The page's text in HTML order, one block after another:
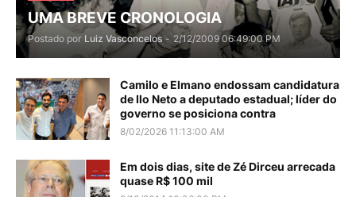
UMA BREVE CRONOLOGIA
Postado por Luiz Vasconcelos - 2/12/2009 06:49:00 PM
Camilo e Elmano endossam candidatura
de Ilo Neto a deputado estadual; líder do
governo se posiciona contra
8/02/2026 11:13:00 AM
Em dois dias, site de Zé Dirceu arrecada
quase R$ 100 mil